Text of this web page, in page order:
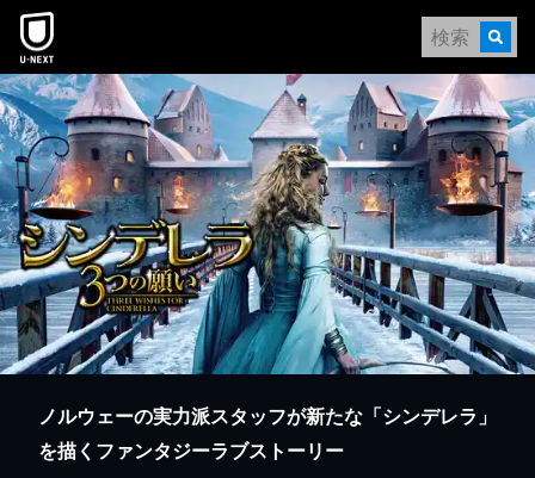
本文へスキップ
ノルウェーの実力派スタッフが新たな「シンデレラ」
を描くファンタジーラブストーリー